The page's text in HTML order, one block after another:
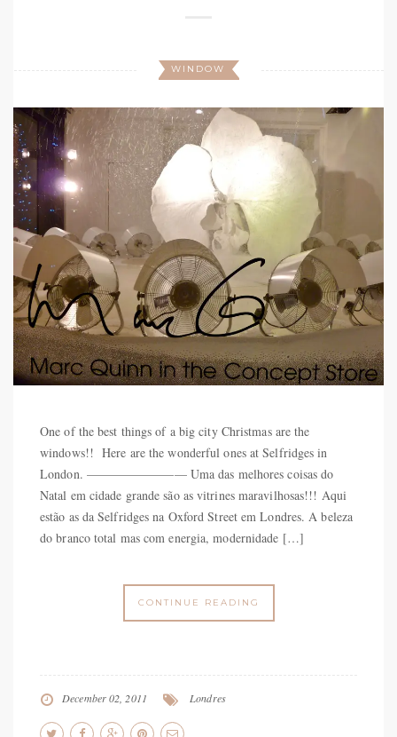
WINDOW
One of the best things of a big city Christmas are the
windows!! Here are the wonderful ones at Selfridges in
London. ———————— Uma das melhores coisas do
Natal em cidade grande são as vitrines maravilhosas!!! Aqui
estão as da Selfridges na Oxford Street em Londres. A beleza
do branco total mas com energia, modernidade […]
CONTINUE READING
December 02, 2011 Londres